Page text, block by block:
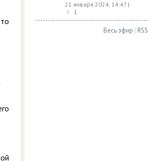
21 января 2024, 14:47 |
1
Весь эфир | RSS